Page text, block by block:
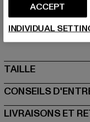
Fabricant: Urban
Schanzenstraße 41 |
TAILLE
CONSEILS
LIVRAISONS ET
ACCEPT
INDIVIDUAL